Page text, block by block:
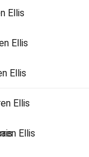
Ellis
Ellis
Ellis
Ellis
Ellis